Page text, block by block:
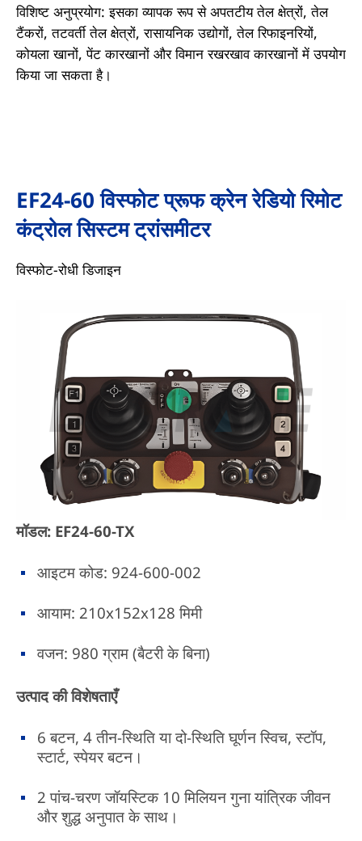
विशिष्ट अनुप्रयोग: इसका व्यापक रूप से अपतटीय तेल क्षेत्रों, तेल
टैंकरों, तटवर्ती तेल क्षेत्रों, रासायनिक उद्योगों, तेल रिफाइनरियों,
कोयला खानों, पेंट कारखानों और विमान रखरखाव कारखानों में उपयोग
किया जा सकता है।
EF24-60 विस्फोट प्रूफ क्रेन रेडियो रिमोट
कंट्रोल सिस्टम ट्रांसमीटर
विस्फोट-रोधी डिजाइन
मॉडल: EF24-60-TX
आइटम कोड: 924-600-002
आयाम: 210x152x128 मिमी
वजन: 980 ग्राम (बैटरी के बिना)
उत्पाद की विशेषताएँ
6 बटन, 4 तीन-स्थिति या दो-स्थिति घूर्णन स्विच, स्टॉप,
स्टार्ट, स्पेयर बटन।
2 पांच-चरण जॉयस्टिक 10 मिलियन गुना यांत्रिक जीवन
और शुद्ध अनुपात के साथ।